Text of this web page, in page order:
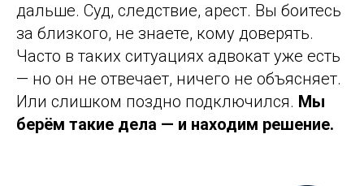
дальше. Суд, следствие, арест. Вы боитесь
за близкого, не знаете, кому доверять.
Часто в таких ситуациях адвокат уже есть
— но он не отвечает, ничего не объясняет.
Или слишком поздно подключился. Мы
берём такие дела — и находим решение.